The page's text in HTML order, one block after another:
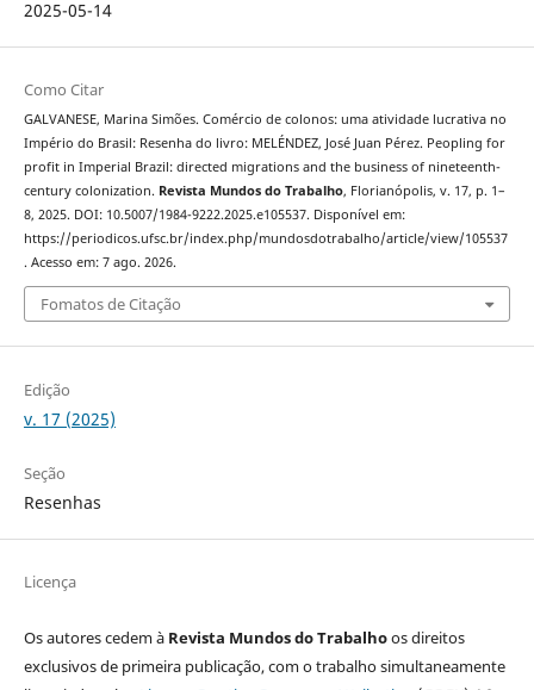
2025-05-14
Como Citar
GALVANESE, Marina Simões. Comércio de colonos: uma atividade lucrativa no
Império do Brasil: Resenha do livro: MELÉNDEZ, José Juan Pérez. Peopling for
profit in Imperial Brazil: directed migrations and the business of nineteenth-
century colonization. Revista Mundos do Trabalho, Florianópolis, v. 17, p. 1–
8, 2025. DOI: 10.5007/1984-9222.2025.e105537. Disponível em:
https://periodicos.ufsc.br/index.php/mundosdotrabalho/article/view/105537
. Acesso em: 7 ago. 2026.
Fomatos de Citação
Edição
v. 17 (2025)
Seção
Resenhas
Licença
Os autores cedem à Revista Mundos do Trabalhoos direitos
exclusivos de primeira publicação, com o trabalho simultaneamente